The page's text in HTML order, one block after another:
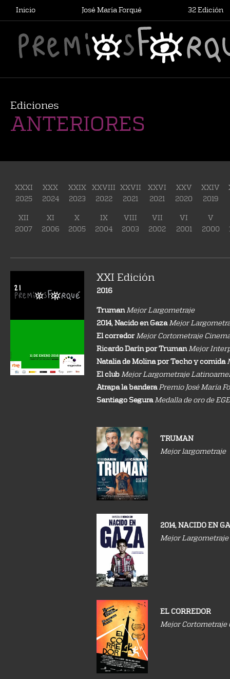
Inicio José María Forqué 32 Edición
Ediciones
ANTERIORES
XXXI
2025
XXX
2024
XXIX
2023
XXVIII
2022
XXVII
2021
XXVI
2021
XXV
2020
XXIV
2019
XII
2007
XI
2006
X
2005
IX
2004
VIII
2003
VII
2002
VI
2001
V
2000
XXI Edición
2016
Truman Mejor Largometraje
2014, Nacido en Gaza Mejor
El corredor Mejor Cortometraje
Ricardo Darín por Truman Mejor
Natalia de Molina por Techo y comida
El club Mejor Largometraje
Atrapa la bandera Premio José María
Santiago Segura Medalla de oro de
TRUMAN
Mejor largometraje
2014, NACIDO EN
Mejor
EL CORREDOR
Mejor Cortometraje